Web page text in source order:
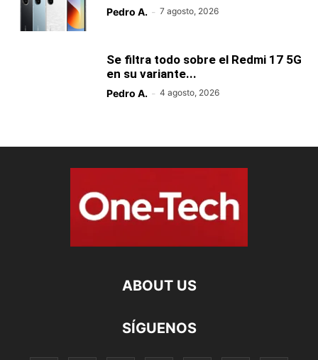
Pedro A. - 7 agosto, 2026
Se filtra todo sobre el Redmi 17 5G
en su variante...
Pedro A. - 4 agosto, 2026
ABOUT US
SÍGUENOS